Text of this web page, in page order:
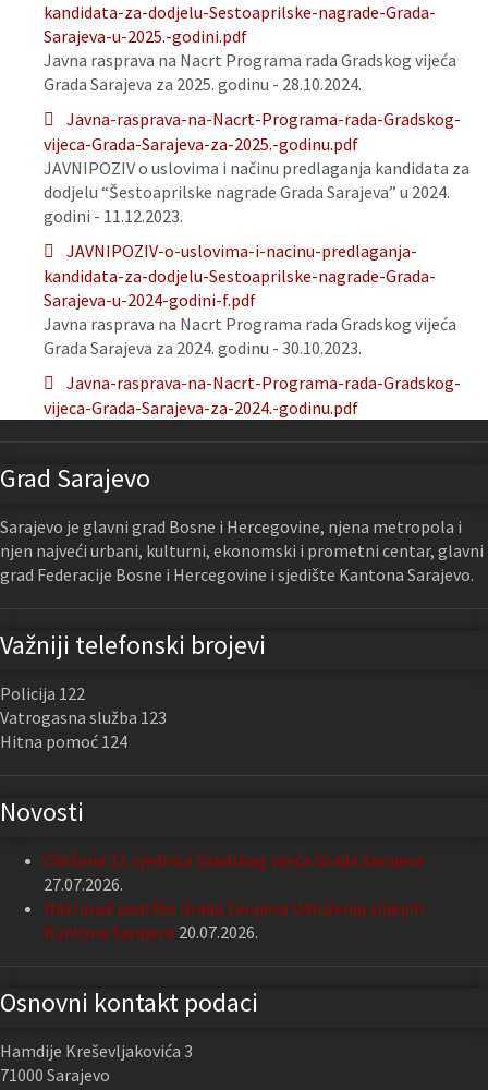
kandidata-za-dodjelu-Sestoaprilske-nagrade-Grada-
Sarajeva-u-2025.-godini.pdf
Javna rasprava na Nacrt Programa rada Gradskog vijeća
Grada Sarajeva za 2025. godinu - 28.10.2024.
Javna-rasprava-na-Nacrt-Programa-rada-Gradskog-
vijeca-Grada-Sarajeva-za-2025.-godinu.pdf
JAVNIPOZIV o uslovima i načinu predlaganja kandidata za
dodjelu “Šestoaprilske nagrade Grada Sarajeva” u 2024.
godini - 11.12.2023.
JAVNIPOZIV-o-uslovima-i-nacinu-predlaganja-
kandidata-za-dodjelu-Sestoaprilske-nagrade-Grada-
Sarajeva-u-2024-godini-f.pdf
Javna rasprava na Nacrt Programa rada Gradskog vijeća
Grada Sarajeva za 2024. godinu - 30.10.2023.
Javna-rasprava-na-Nacrt-Programa-rada-Gradskog-
vijeca-Grada-Sarajeva-za-2024.-godinu.pdf
Grad Sarajevo
Sarajevo je glavni grad Bosne i Hercegovine, njena metropola i
njen najveći urbani, kulturni, ekonomski i prometni centar, glavni
grad Federacije Bosne i Hercegovine i sjedište Kantona Sarajevo.
Važniji telefonski brojevi
Policija 122
Vatrogasna služba 123
Hitna pomoć 124
Novosti
Održana 13. sjednica Gradskog vijeća Grada Sarajeva
27.07.2026.
Nastavak podrške Grada Sarajeva Udruženju slijepih
Kantona Sarajevo 20.07.2026.
Osnovni kontakt podaci
Hamdije Kreševljakovića 3
71000 Sarajevo